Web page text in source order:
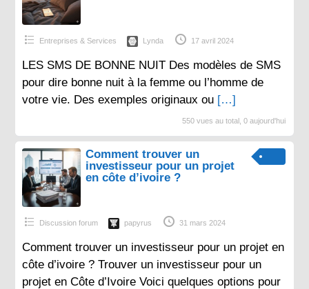
Entreprises & Services Lynda 17 avril 2024
LES SMS DE BONNE NUIT Des modèles de SMS
pour dire bonne nuit à la femme ou l’homme de
votre vie. Des exemples originaux ou […]
550 vues au total, 0 aujourd'hui
Comment trouver un
investisseur pour un projet
en côte d’ivoire ?
Discussion forum papyrus 31 mars 2024
Comment trouver un investisseur pour un projet en
côte d’ivoire ? Trouver un investisseur pour un
projet en Côte d’Ivoire Voici quelques options pour